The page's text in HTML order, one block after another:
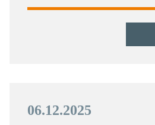
06.12.2025